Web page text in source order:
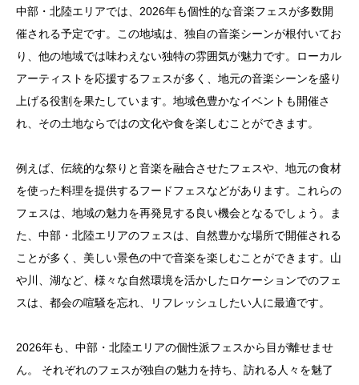
中部・北陸エリアでは、2026年も個性的な音楽フェスが多数開
催される予定です。この地域は、独自の音楽シーンが根付いてお
り、他の地域では味わえない独特の雰囲気が魅力です。ローカル
アーティストを応援するフェスが多く、地元の音楽シーンを盛り
上げる役割を果たしています。地域色豊かなイベントも開催さ
れ、その土地ならではの文化や食を楽しむことができます。
例えば、伝統的な祭りと音楽を融合させたフェスや、地元の食材
を使った料理を提供するフードフェスなどがあります。これらの
フェスは、地域の魅力を再発見する良い機会となるでしょう。ま
た、中部・北陸エリアのフェスは、自然豊かな場所で開催される
ことが多く、美しい景色の中で音楽を楽しむことができます。山
や川、湖など、様々な自然環境を活かしたロケーションでのフェ
スは、都会の喧騒を忘れ、リフレッシュしたい人に最適です。
2026年も、中部・北陸エリアの個性派フェスから目が離せませ
ん。 それぞれのフェスが独自の魅力を持ち、訪れる人々を魅了